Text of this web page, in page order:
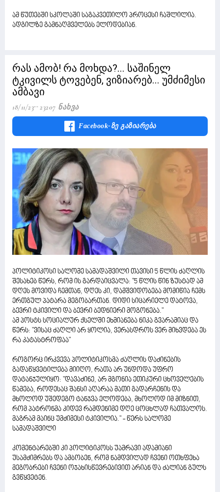
ამ წუთებში სკოლაში საგაკვეთილო პროცესი ჩაშლილია.
ადგილზე გამნაღმველებს ელოდებიან.
რას ამობ! რა მოხდა?... საშინელ
ტკივილს ტოვებენ, ვიზიარებ... უმძიმესი
ამბავი
18/11/23 23207 Ნახვა
Facebook-Ზე Გაზიარება
პოლიტიკოსი სალომე სამადაშვილი თავისი 5 წლის ძაღლის
შესახებ წერს, რომ ის გარდაიცვალა: "5 წლის წინ ზუსტად ამ
დღეს მოვიდა ჩემთან, დღეს კი, დამშვიდობება მომიწია ჩემს
ერთგულ პატარა მეგობართან. დიდი სიცარიელე დატოვა,
ბევრი ტკივილი და ბევრი ბედნიერი მოგონება."
ამ პოსტს სოციალურ ქსელში ეხმიანება ნიკა გვარამიაც და
წერს: "ვისაც ძაღლი არ ყოლია, ვერასდროს ვერ მიხვდება ეს
რა კატასტროფაა"
როგორც ირკვევა პოლიტიკოსმა ძაღლის დაძინების
გადაწყვეტილება მიიღო, რათა არ უნდოდა უფრო
დატანჯულიყო: "დავაძინე, არ მგონია ეთიკური ცხოველების
წამება, როდესაც შანსი აღარაა მათი გადარჩენის და
მხოლოდ უშედეგო ტანჯვა ელოდება, მხოლოდ იმ მიზნით,
რომ პატრონმა კიდევ რამდენიმე დღე ცოცხლად ჩათვალოს.
მაგრამ მაინც უმძიმესი ტკივილია." - წერს სალომე
სამადაშვილი
კომენტარებში კი პოლიტიკოსს უამრავი ადამიანი
უსამძიმრებს და ამბობენ, რომ ნამდვილად ჩვენი ოთხფეხა
მეგობრები ჩვენი ოჯახისწევრებივით არიან და ძალიან გულს
გვწყვეტენ.